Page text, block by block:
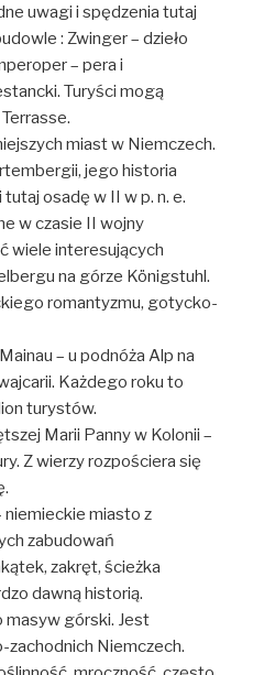
uwagi i spędzenia tutaj
: Zwinger – dzieło
– pera i
Turyści mogą
miast w Niemczech.
jego historia
osadę w II w p. n. e.
w czasie II wojny
wiele interesujących
na górze Königstuhl.
romantyzmu, gotycko-
– u podnóża Alp na
Każdego roku to
turystów.
Marii Panny w Kolonii –
Z wierzy rozpościera się
niemieckie miasto z
zabudowań
zakręt, ścieżka
dawną historią.
masyw górski. Jest
zachodnich Niemczech.